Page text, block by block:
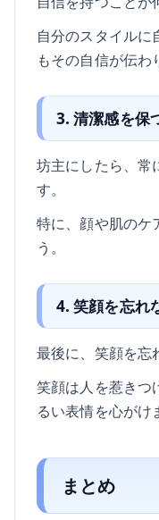
自分のスタイルに
もその自信が伝わ
3. 清潔感を保
坊主にしたら、常
す。
特に、顔や肌のケ
う。
4. 笑顔を忘れ
最後に、笑顔を忘
笑顔は人を惹きつ
るい表情を心がけ
まとめ